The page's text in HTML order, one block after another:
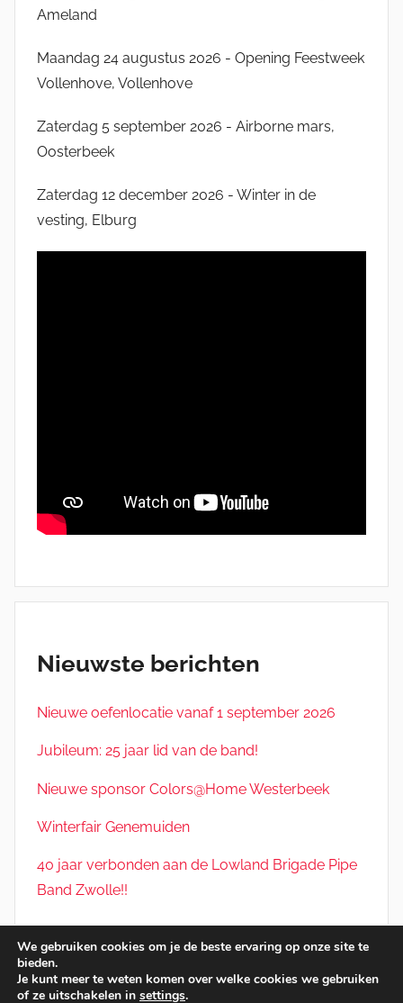
Ameland
Maandag 24 augustus 2026 - Opening Feestweek
Vollenhove, Vollenhove
Zaterdag 5 september 2026 - Airborne mars,
Oosterbeek
Zaterdag 12 december 2026 - Winter in de
vesting, Elburg
Nieuwste berichten
Nieuwe oefenlocatie vanaf 1 september 2026
Jubileum: 25 jaar lid van de band!
Nieuwe sponsor Colors@Home Westerbeek
Winterfair Genemuiden
40 jaar verbonden aan de Lowland Brigade Pipe
Band Zwolle!!
© 2026 Lowland Brigade Pipe Band Zwolle. Deze site
maakt gebruik van cookies. Bekijk
We gebruiken cookies om je de beste ervaring op onze site te
bieden.
Je kunt meer te weten komen over welke cookies we gebruiken
of ze uitschakelen in settings.